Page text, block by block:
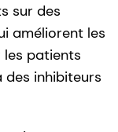
sur des
améliorent les
patients
des inhibiteurs